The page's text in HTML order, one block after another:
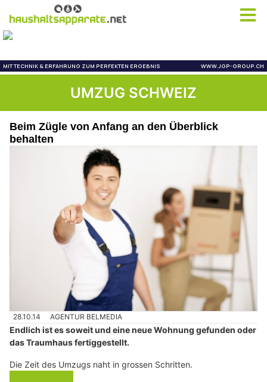
UMZUG SCHWEIZ
Beim Zügle von Anfang an den Überblick
behalten
28.10.14 AGENTUR BELMEDIA
Endlich ist es soweit und eine neue Wohnung gefunden oder
das Traumhaus fertiggestellt.
Die Zeit des Umzugs naht in grossen Schritten.